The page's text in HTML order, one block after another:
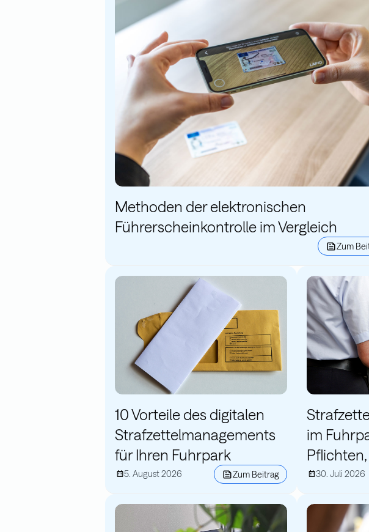
Methoden der elektronischen
Führerscheinkontrolle im Vergleich
Zum
10 Vorteile des digitalen
Strafzettelmanagements
für Ihren Fuhrpark
5. August 2026 Zum Beitrag
im
30. Juli 2026